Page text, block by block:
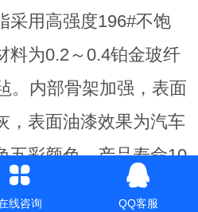
采用高强度196#不饱
料为0.2～0.4铂金玻纤
。内部骨架加强，表面
，表面油漆效果为汽车
五彩颜色，产品寿命10
线咨询 QQ客服